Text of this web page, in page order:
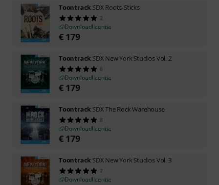
Toontrack SDX Roots-Sticks
2
Downloadlicentie
€ 179
Toontrack SDX New York Studios Vol. 2
6
Downloadlicentie
€ 179
Toontrack SDX The Rock Warehouse
8
Downloadlicentie
€ 179
Toontrack SDX New York Studios Vol. 3
7
Downloadlicentie